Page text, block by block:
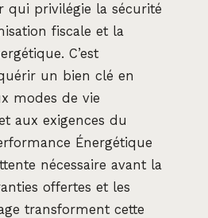
qui privilégie la sécurité
fiscale et la
C’est
un bien clé en
modes de vie
aux exigences du
Énergétique
nécessaire avant la
offertes et les
transforment cette